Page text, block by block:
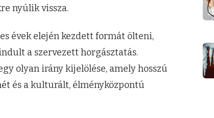
nyúlik vissza.
évek elején kezdett formát ölteni,
a szervezett horgásztatás.
olyan irány kijelölése, amely hosszú
és a kulturált, élményközpontú